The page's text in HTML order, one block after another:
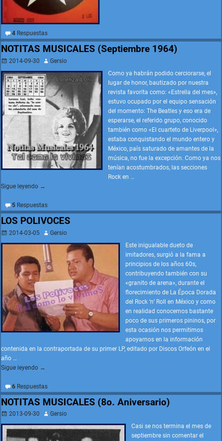
4Respuestas
NOTITAS MUSICALES (Septiembre 1964)
2014-09-30
Gersio
Como ya habrán podido cerciorarse, el
lugar de honor, bautizado por nuestra
revista favorita como: «Estrella del mes»,
estuvo ocupado por el equipo sensación
del momento: The Beatles y eso era de
esperarse, el referido grupo, conocido
también como «El cuarteto de Liverpool»,
estaba conquistando el mundo entero y
México, país saturado de amantes de la
música, no fue la excepción. Como ya nos
tenían acostumbrados, las secciones
Rock en …
Sigue leyendo →
5Respuestas
LOS POLIVOCES
2014-03-05
Gersio
Este inigualable dueto de
imitadores, surgió a la fama a
principios de los años 60s,
contribuyendo también con su
«granito de arena», durante el
florecimiento de La Época Dorada
del Rock ‘n’ Roll en México y como
en realidad conocemos bastante
poco de sus primeros pininos, por
esta ocasión nos permitimos
apoyarnos en la información
contenida en la contraportada de su primer LP, editado por Discos Orfeón en el
año …
Sigue leyendo →
6Respuestas
NOTITAS MUSICALES (8o. Aniversario)
2013-09-30
Gersio
Casi se nos termina el mes de
septiembre sin comentar el